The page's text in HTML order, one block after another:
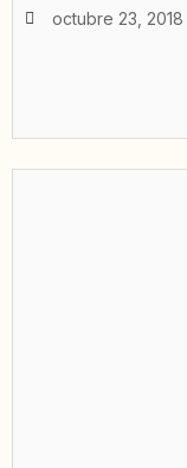
octubre 23, 2018